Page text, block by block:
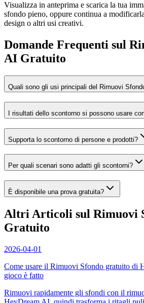
Visualizza in anteprima e scarica la tua
sfondo pieno, oppure continua a
design o altri usi creativi.
Domande Frequenti sul
AI Gratuito
Quali sono gli usi principali del Rimuovi
I risultati dello scontorno si possono usare
Supporta lo scontorno di persone e prodotti?
Per quali scenari sono adatti gli scontorni?
È disponibile una prova gratuita?
Altri Articoli sul Rimuovi
Gratuito
2026-04-01
Come usare il Rimuovi Sfondo gratuito di
gioco è fatto
Rimuovi rapidamente gli sfondi con il